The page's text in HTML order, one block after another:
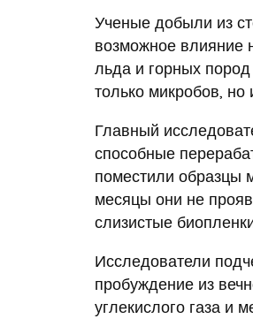
Ученые добыли из
возможное влияние
льда и горных
только микробов, но
Главный
способные
поместили образцы
месяцы они не
слизистые
Исследователи
пробуждение из
углекислого газа и